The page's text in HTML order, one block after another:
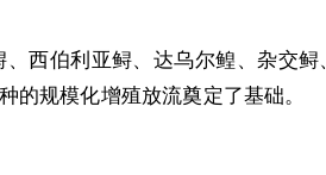
西伯利亚鲟、达乌尔鳇、杂交鲟
的规模化增殖放流奠定了基础。